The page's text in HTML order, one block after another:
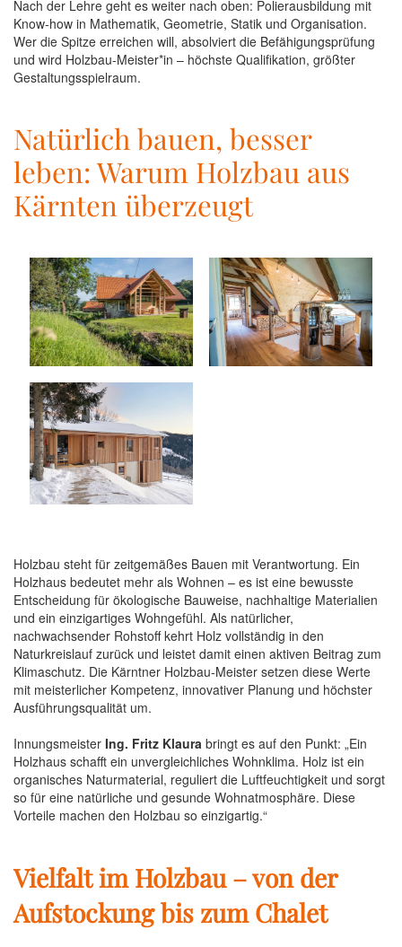
Nach der Lehre geht es weiter nach oben: Polierausbildung mit
Know-how in Mathematik, Geometrie, Statik und Organisation.
Wer die Spitze erreichen will, absolviert die Befähigungsprüfung
und wird Holzbau-Meister*in – höchste Qualifikation, größter
Gestaltungsspielraum.
Natürlich bauen, besser
leben: Warum Holzbau aus
Kärnten überzeugt
Holzbau steht für zeitgemäßes Bauen mit Verantwortung. Ein
Holzhaus bedeutet mehr als Wohnen – es ist eine bewusste
Entscheidung für ökologische Bauweise, nachhaltige Materialien
und ein einzigartiges Wohngefühl. Als natürlicher,
nachwachsender Rohstoff kehrt Holz vollständig in den
Naturkreislauf zurück und leistet damit einen aktiven Beitrag zum
Klimaschutz. Die Kärntner Holzbau-Meister setzen diese Werte
mit meisterlicher Kompetenz, innovativer Planung und höchster
Ausführungsqualität um.
Innungsmeister Ing. Fritz Klaura bringt es auf den Punkt: „Ein
Holzhaus schafft ein unvergleichliches Wohnklima. Holz ist ein
organisches Naturmaterial, reguliert die Luftfeuchtigkeit und sorgt
so für eine natürliche und gesunde Wohnatmosphäre. Diese
Vorteile machen den Holzbau so einzigartig.“
Vielfalt im Holzbau – von der
Aufstockung bis zum Chalet